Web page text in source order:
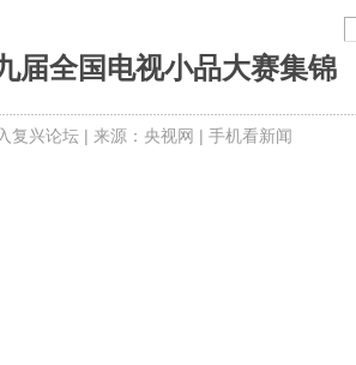
届全国电视小品大赛集锦
复兴论坛 | 来源：央视网 | 手机看新闻